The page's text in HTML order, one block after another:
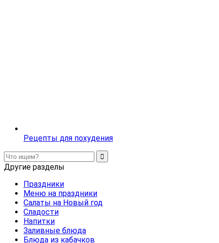
Рецепты для похудения
Другие разделы
Праздники
Меню на праздники
Салаты на Новый год
Сладости
Напитки
Заливные блюда
Блюда из кабачков